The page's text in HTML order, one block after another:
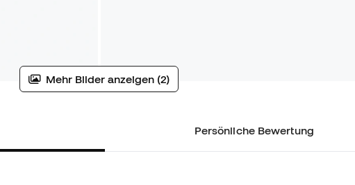
Mehr Bilder anzeigen (2)
Persönliche Bewertung